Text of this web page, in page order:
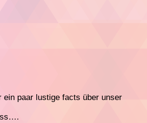
ein paar lustige facts über unser